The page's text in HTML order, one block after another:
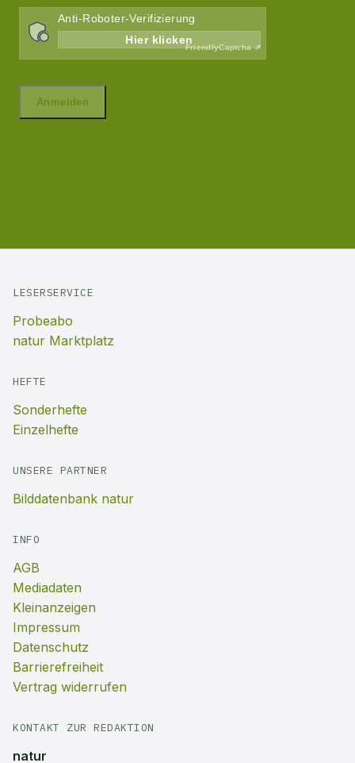
LESERSERVICE
Probeabo
natur Marktplatz
HEFTE
Sonderhefte
Einzelhefte
UNSERE PARTNER
Bilddatenbank natur
INFO
AGB
Mediadaten
Kleinanzeigen
Impressum
Datenschutz
Barrierefreiheit
Vertrag widerrufen
KONTAKT ZUR REDAKTION
natur